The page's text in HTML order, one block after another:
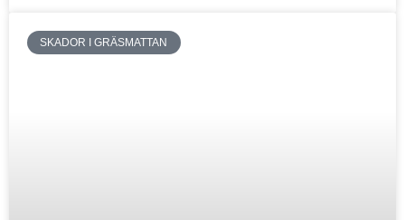
SKADOR I GRÄSMATTAN